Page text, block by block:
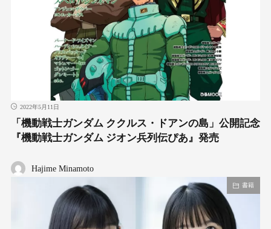
2022年5月11日
「機動戦士ガンダム ククルス・ドアンの島」公開記念
『機動戦士ガンダム ジオン兵列伝ぴあ』発売
Hajime Minamoto
書籍